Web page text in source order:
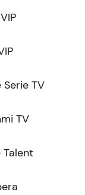
TV
TV
Talent